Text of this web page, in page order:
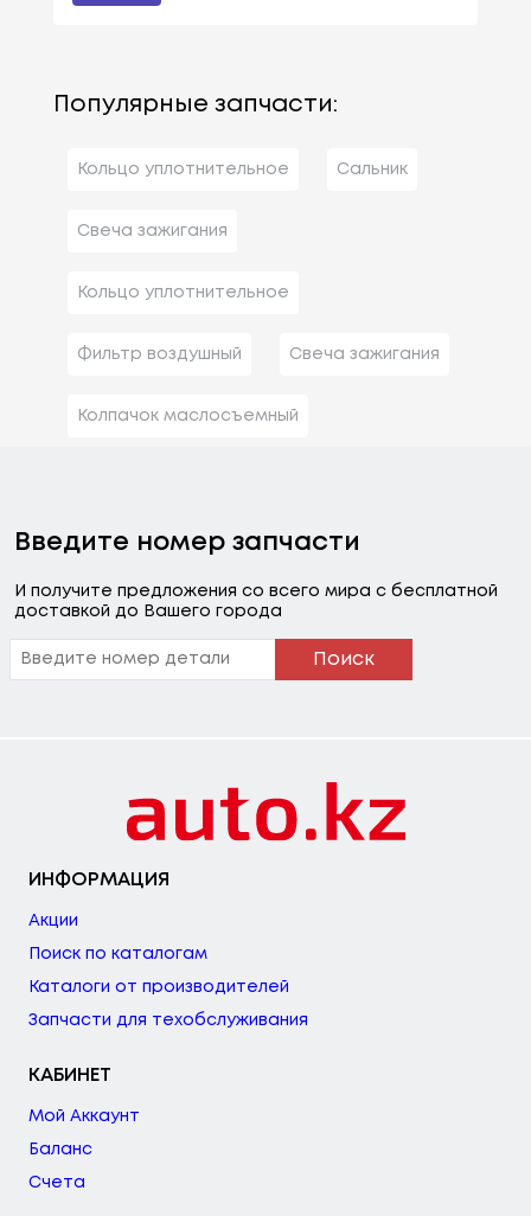
Популярные запчасти:
Кольцо уплотнительное Сальник
Свеча зажигания
Кольцо уплотнительное
Фильтр воздушный Свеча зажигания
Колпачок маслосъемный
Введите номер запчасти
И получите предложения со всего мира с бесплатной
доставкой до Вашего города
Поиск
ИНФОРМАЦИЯ
Акции
Поиск по каталогам
Каталоги от производителей
Запчасти для техобслуживания
КАБИНЕТ
Мой Аккаунт
Баланс
Счета